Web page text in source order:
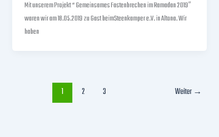
Mit unserem Projekt “ Gemeinsames Fastenbrechen im Ramadan 2019″
waren wir am 18.05.2019 zu Gast beimSteenkamper e.V. in Altona. Wir
haben
1 2 3 Weiter →